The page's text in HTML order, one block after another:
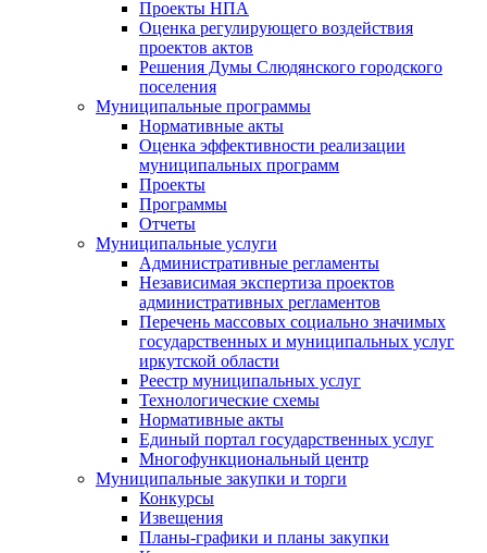
Проекты НПА
Оценка регулирующего воздействия
проектов актов
Решения Думы Слюдянского городского
поселения
Муниципальные программы
Нормативные акты
Оценка эффективности реализации
муниципальных программ
Проекты
Программы
Отчеты
Муниципальные услуги
Административные регламенты
Независимая экспертиза проектов
административных регламентов
Перечень массовых социально значимых
государственных и муниципальных услуг
иркутской области
Реестр муниципальных услуг
Технологические схемы
Нормативные акты
Единый портал государственных услуг
Многофункциональный центр
Муниципальные закупки и торги
Конкурсы
Извещения
Планы-графики и планы закупки